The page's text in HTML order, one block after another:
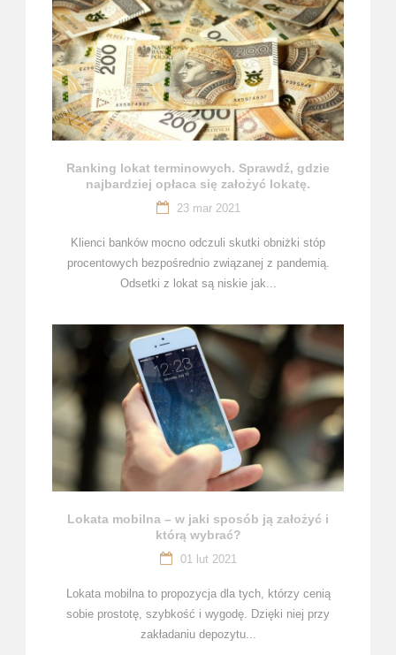
Ranking lokat terminowych. Sprawdź, gdzie
najbardziej opłaca się założyć lokatę.
23 mar 2021
Klienci banków mocno odczuli skutki obniżki stóp
procentowych bezpośrednio związanej z pandemią.
Odsetki z lokat są niskie jak...
Lokata mobilna – w jaki sposób ją założyć i
którą wybrać?
01 lut 2021
Lokata mobilna to propozycja dla tych, którzy cenią
sobie prostotę, szybkość i wygodę. Dzięki niej przy
zakładaniu depozytu...